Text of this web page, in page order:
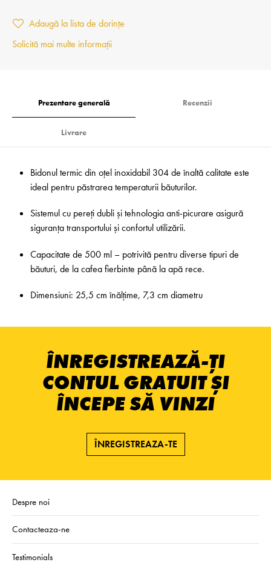
Adaugă la lista de dorințe
Solicită mai multe informații
Prezentare generală Recenzii
Livrare
Bidonul termic din oțel inoxidabil 304 de înaltă calitate este
ideal pentru păstrarea temperaturii băuturilor.
Sistemul cu pereți dubli și tehnologia anti-picurare asigură
siguranța transportului și confortul utilizării.
Capacitate de 500 ml – potrivită pentru diverse tipuri de
băuturi, de la cafea fierbinte până la apă rece.
Dimensiuni: 25,5 cm înălțime, 7,3 cm diametru
ÎNREGISTREAZĂ-ȚI
CONTUL GRATUIT ȘI
ÎNCEPE SĂ VINZI
ÎNREGISTREAZA-TE
Despre noi
Contacteaza-ne
Testimonials